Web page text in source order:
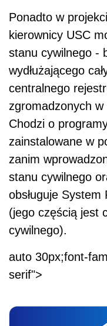
Ponadto w
kierownicy USC
stanu cywilnego -
wydłużającego
centralnego
zgromadzonych
Chodzi o
zainstalowane w
zanim
stanu cywilnego
obsługuje
(jego częścią jest
cywilnego).
auto 30px;font-
serif">